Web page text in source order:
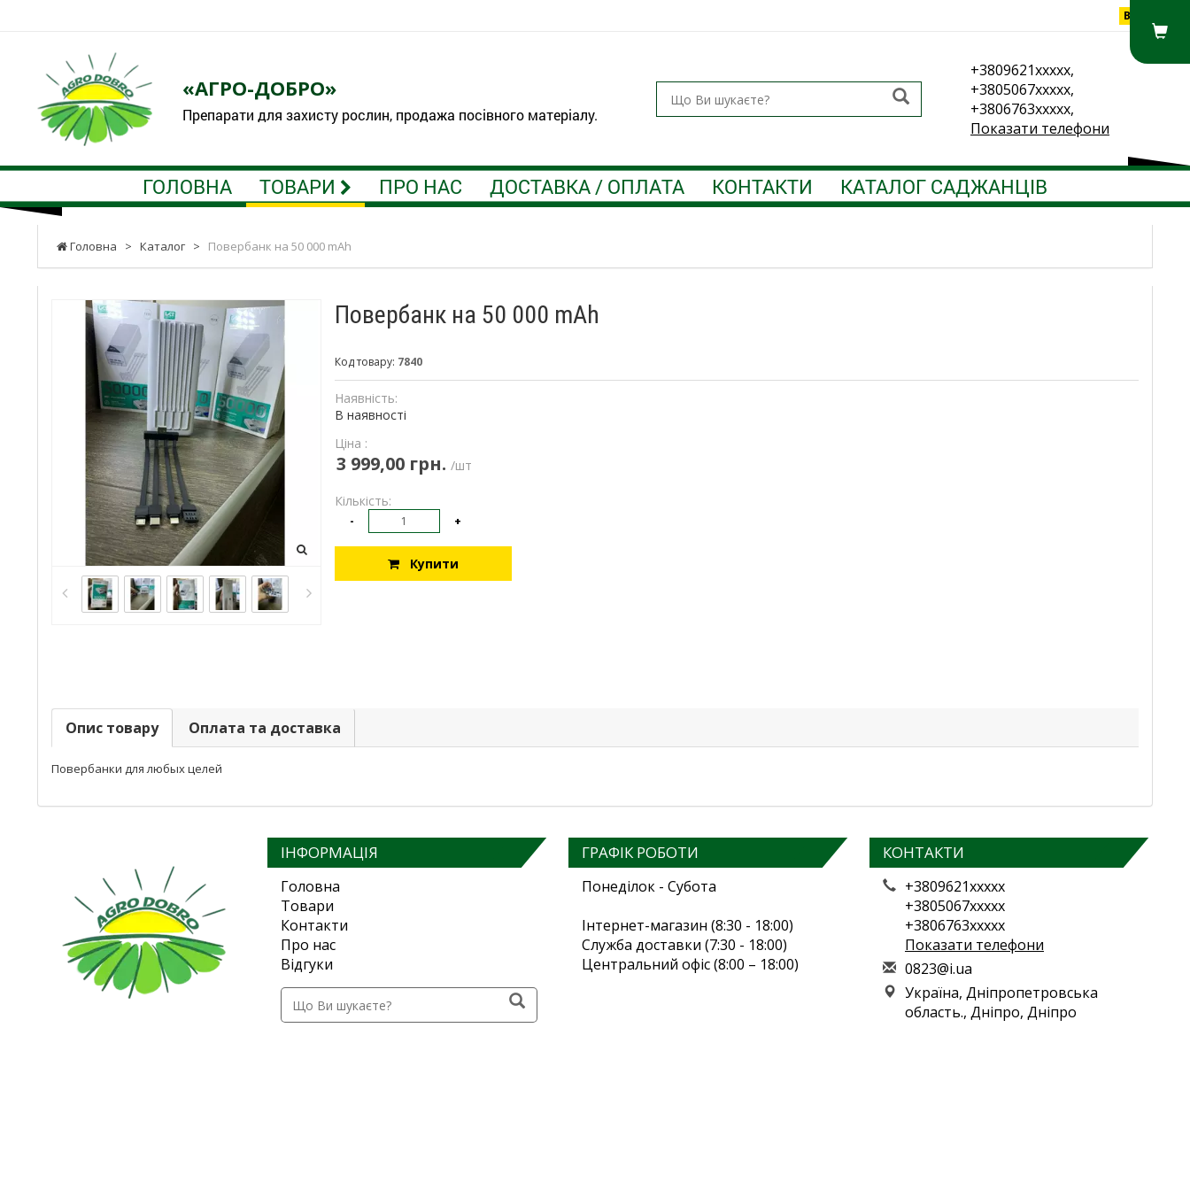
Вхід
«АГРО-ДОБРО»
Препарати для захисту рослин, продажа посівного матеріалу.
+3809621xxxxx,
+3805067xxxxx,
+3806763xxxxx,
Показати телефони
ГОЛОВНА ТОВАРИ ПРО НАС ДОСТАВКА / ОПЛАТА КОНТАКТИ КАТАЛОГ САДЖАНЦІВ
Головна > Каталог > Повербанк на 50 000 mAh
Повербанк на 50 000 mAh
Код товару: 7840
Наявність:
В наявності
Ціна :
3 999,00 грн. /шт
Кількість:
- +
Купити
Опис товару Оплата та доставка
Повербанки для любых целей
ІНФОРМАЦІЯ
Головна
Товари
Контакти
Про нас
Відгуки
ГРАФІК РОБОТИ
Понеділок - Субота
Інтернет-магазин (8:30 - 18:00)
Служба доставки (7:30 - 18:00)
Центральний офіс (8:00 – 18:00)
КОНТАКТИ
+3809621xxxxx
+3805067xxxxx
+3806763xxxxx
Показати телефони
0823@i.ua
Україна, Дніпропетровська
область., Дніпро, Дніпро